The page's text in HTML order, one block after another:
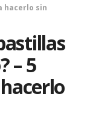
hacerlo sin
– 5